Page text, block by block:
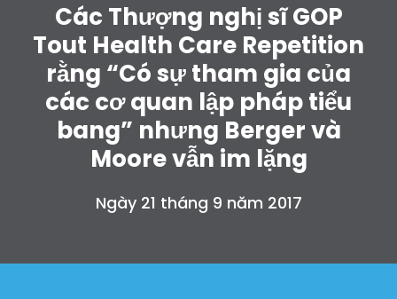
Các Thượng nghị sĩ GOP
Tout Health Care Repetition
rằng “Có sự tham gia của
các cơ quan lập pháp tiểu
bang” nhưng Berger và
Moore vẫn im lặng
Ngày 21 tháng 9 năm 2017